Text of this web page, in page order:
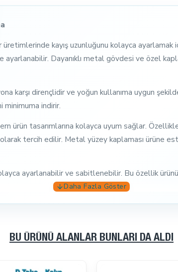
kayış uzunluğunu kolayca ayarlamak
ayarlanabilir. Dayanıklı metal gövdesi ve özel
karşı dirençlidir ve yoğun kullanıma uygun
minimuma indirir.
ürün tasarımlarına kolayca uyum sağlar.
tercih edilir. Metal yüzey kaplaması ürüne
ayarlanabilir ve sabitlenebilir. Bu özellik
BU ÜRÜNÜ ALANLAR BUNLARI DA ALDI